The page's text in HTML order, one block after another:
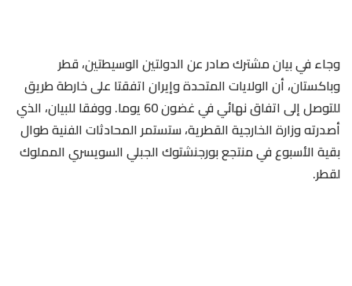
وجاء في بيان مشترك صادر عن الدولتين الوسيطتين، قطر
وباكستان، أن الولايات المتحدة وإيران اتفقتا على خارطة طريق
للتوصل ‌إلى اتفاق نهائي في غضون 60 يوما. ووفقا للبيان، الذي
أصدرته وزارة الخارجية القطرية، ستستمر المحادثات الفنية طوال
بقية الأسبوع في منتجع بورجنشتوك الجبلي السويسري المملوك
لقطر.